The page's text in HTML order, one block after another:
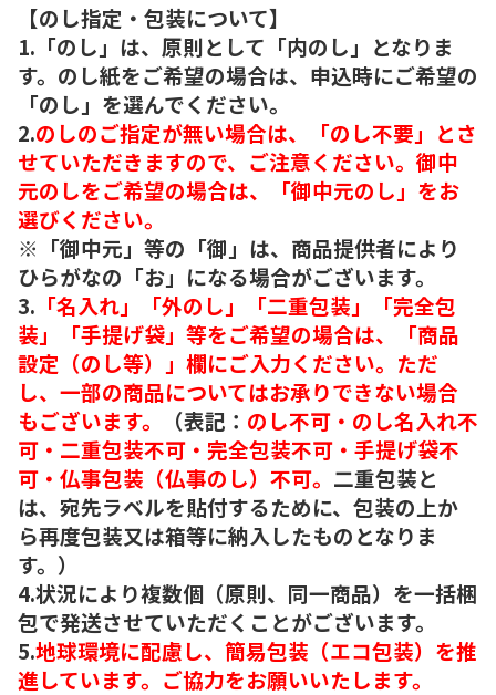
【のし指定・包装について】
1.「のし」は、原則として「内のし」となりま
す。のし紙をご希望の場合は、申込時にご希望の
「のし」を選んでください。
2.のしのご指定が無い場合は、「のし不要」とさ
せていただきますので、ご注意ください。御中
元のしをご希望の場合は、「御中元のし」をお
選びください。
※「御中元」等の「御」は、商品提供者により
ひらがなの「お」になる場合がございます。
3. 「名入れ」「外のし」「二重包装」「完全包
装」「手提げ袋」等をご希望の場合は、「商品
設定（のし等）」欄にご入力ください。ただ
し、一部の商品についてはお承りできない場合
もございます。
（表記： のし不可・のし名入れ不
可・二重包装不可・完全包装不可・手提げ袋不
可・仏事包装（仏事のし）不可。 二重包装と
は、宛先ラベルを貼付するために、包装の上か
ら再度包装又は箱等に納入したものとなりま
す。）
4.状況により複数個（原則、同一商品）を一括梱
包で発送させていただくことがございます。
5.地球環境に配慮し、簡易包装（エコ包装）を推
進しています。ご協力をお願いいたします。